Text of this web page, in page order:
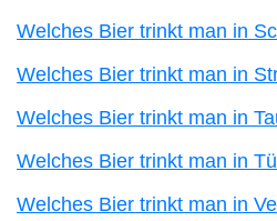
Welches Bier trinkt man in
Welches Bier trinkt man in
Welches Bier trinkt man in
Welches Bier trinkt man in
Welches Bier trinkt man in